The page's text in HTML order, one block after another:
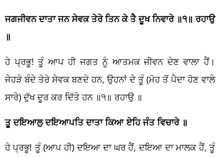
ਜਗਜੀਵਨ ਦਾਤਾ ਜਨ ਸੇਵਕ ਤੇਰੇ ਤਿਨ ਕੇ ਤੈ ਦੂਖ ਨਿਵਾਰੇ ॥੧॥ ਰਹਾਉ
॥
ਹੇ ਪ੍ਰਭੂ! ਤੂੰ ਆਪ ਹੀ ਜਗਤ ਨੂੰ ਆਤਮਕ ਜੀਵਨ ਦੇਣ ਵਾਲਾ ਹੈਂ।
ਜੇਹੜੇ ਬੰਦੇ ਤੇਰੇ ਸੇਵਕ ਬਣਦੇ ਹਨ, ਉਹਨਾਂ ਦੇ ਤੂੰ (ਮੋਹ ਤੋਂ ਪੈਦਾ ਹੋਣ ਵਾਲੇ
ਸਾਰੇ) ਦੁੱਖ ਦੂਰ ਕਰ ਦਿੱਤੇ ਹਨ ॥੧॥ ਰਹਾਉ ॥
ਤੂ ਦਇਆਲੁ ਦਇਆਪਤਿ ਦਾਤਾ ਕਿਆ ਏਹਿ ਜੰਤ ਵਿਚਾਰੇ ॥
ਹੇ ਪ੍ਰਭੂ! ਤੂੰ (ਆਪ ਹੀ) ਦਇਆ ਦਾ ਘਰ ਹੈਂ, ਦਇਆ ਦਾ ਮਾਲਕ ਹੈਂ, ਤੂੰ